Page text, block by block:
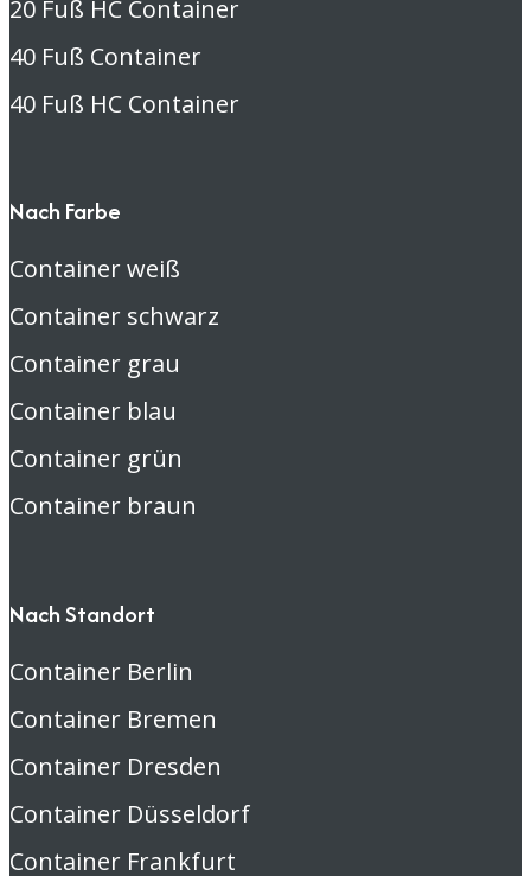
20 Fuß HC Container
40 Fuß Container
40 Fuß HC Container
Nach Farbe
Container weiß
Container schwarz
Container grau
Container blau
Container grün
Container braun
Nach Standort
Container Berlin
Container Bremen
Container Dresden
Container Düsseldorf
Container Frankfurt